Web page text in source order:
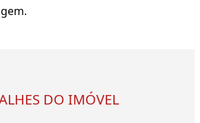
DO IMÓVEL